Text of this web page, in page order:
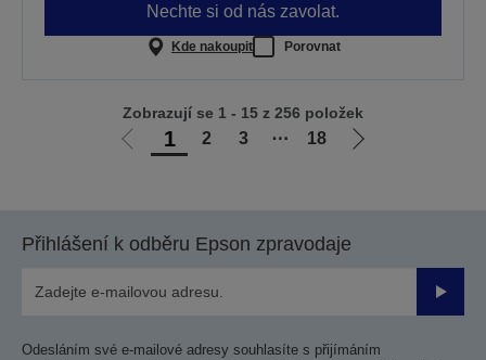
Nechte si od nás zavolat.
Kde nakoupit Porovnat
Jít
1 2 3 ⋯ 18
Jít
Zobrazují se 1 - 15 z 256 položek
Přihlášení k odběru Epson zpravodaje
Odesláním své e-mailové adresy souhlasíte s přijímáním